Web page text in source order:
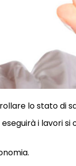
lo stato di
i lavori